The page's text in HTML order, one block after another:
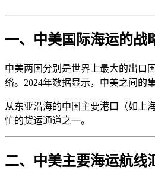
一、中美国际海运的战
中美两国分别是世界上最大的出口
络。2024年数据显示，中美之间的
从东亚沿海的中国主要港口（如上
忙的货运通道之一。
二、中美主要海运航线